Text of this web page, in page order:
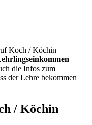
Koch / Köchin
die Infos zum
der Lehre bekommen
/ Köchin